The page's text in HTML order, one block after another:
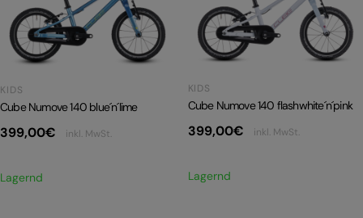
E-BIKE HARDTAIL
KIDS
Cube Numove 140 blue´n´lime
399,00€ inkl. MwSt.
Lagernd
KIDS
Cube Numove 140 flashwhite´n´pink
399,00€ inkl. MwSt.
Lagernd